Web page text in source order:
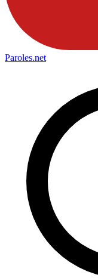
Paroles.net